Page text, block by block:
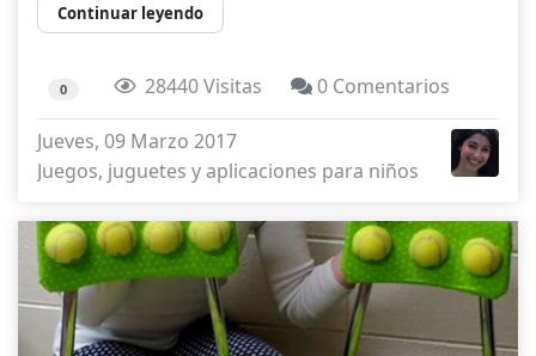
Continuar leyendo
0 28440 Visitas 0 Comentarios
Jueves, 09 Marzo 2017
Juegos, juguetes y aplicaciones para niños